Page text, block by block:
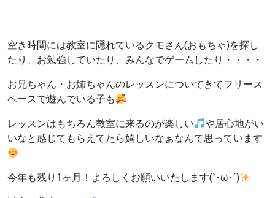
空き時間には教室に隠れているクモさん(おもちゃ)を探し
たり、お勉強していたり、みんなでゲームしたり・・・・
お兄ちゃん・お姉ちゃんのレッスンについてきてフリース
ペースで遊んでいる子も
レッスンはもちろん教室に来るのが楽しい
や居心地がい
いなと感じてもらえてたら嬉しいなぁなんて思っています
今年も残り1ヶ月！よろしくお願いいたします(`･ω･´)